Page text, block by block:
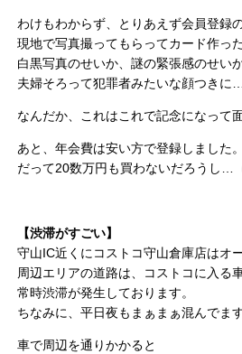
わけもわからず、とりあえず会員登録
現地で写真撮ってもらってカード作っ
白黒写真のせいか、謎の緊張感のせいか
夫婦そろって犯罪者みたいな顔つきに…
なんだか、これはこれで記念になって
あと、年会費は安い方で登録しました。
だって20数万円も買わないだろうし…
【渋滞がすごい】
守山IC近くにコストコ守山倉庫店はオ
周辺エリアの道路は、コストコに入る
常時渋滞が発生しております。
ちなみに、平日夜もまぁまぁ混んでま
車で周辺を通りかかると